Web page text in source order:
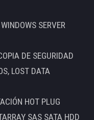
SERVER
DE SEGURIDAD
LOST DATA
HOT PLUG
SAS SATA HDD